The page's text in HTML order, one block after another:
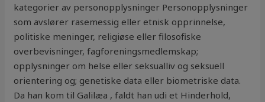
kategorier av personopplysninger Personopplysninger
som avslører rasemessig eller etnisk opprinnelse,
politiske meninger, religiøse eller filosofiske
overbevisninger, fagforeningsmedlemskap;
opplysninger om helse eller seksualliv og seksuell
orientering og; genetiske data eller biometriske data.
Da han kom til Galilæa , faldt han udi et Hinderhold,